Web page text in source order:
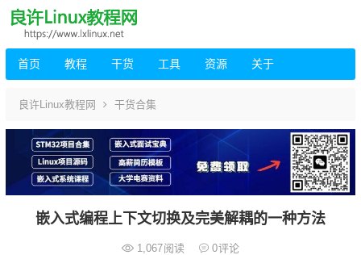
首页 教程 干货 工具 资源 关于
良许Linux教程网 干货合集
嵌入式编程上下文切换及完美解耦的一种方法
1,067阅读 0评论